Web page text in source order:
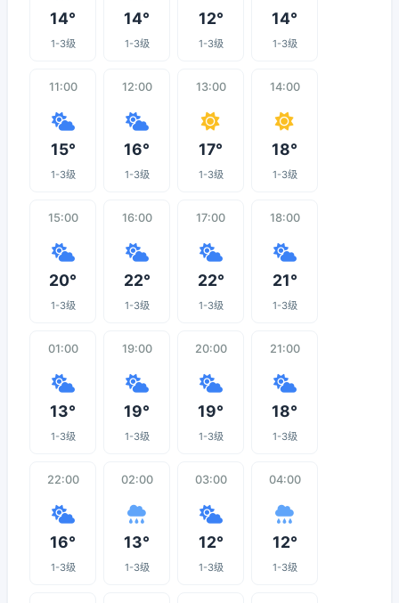
14°
1-3级
14°
1-3级
12°
1-3级
14°
1-3级
11:00
15°
1-3级
12:00
16°
1-3级
13:00
17°
1-3级
14:00
18°
1-3级
15:00
20°
1-3级
16:00
22°
1-3级
17:00
22°
1-3级
18:00
21°
1-3级
01:00
13°
1-3级
19:00
19°
1-3级
20:00
19°
1-3级
21:00
18°
1-3级
22:00
16°
1-3级
02:00
13°
1-3级
03:00
12°
1-3级
04:00
12°
1-3级